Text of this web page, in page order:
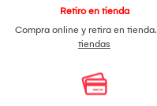
Retiro en tienda
Compra online y retira en tienda.
tiendas